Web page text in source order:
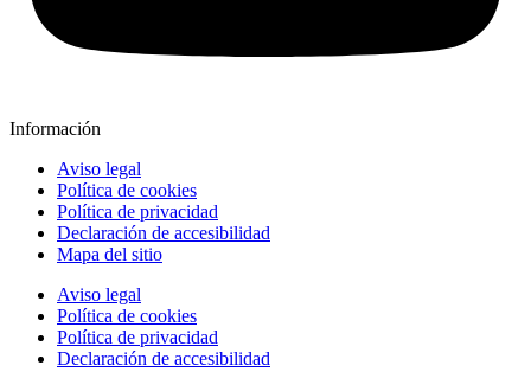
Información
Aviso legal
Política de cookies
Política de privacidad
Declaración de accesibilidad
Mapa del sitio
Aviso legal
Política de cookies
Política de privacidad
Declaración de accesibilidad